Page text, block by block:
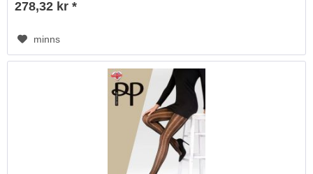
278,32 kr *
minns